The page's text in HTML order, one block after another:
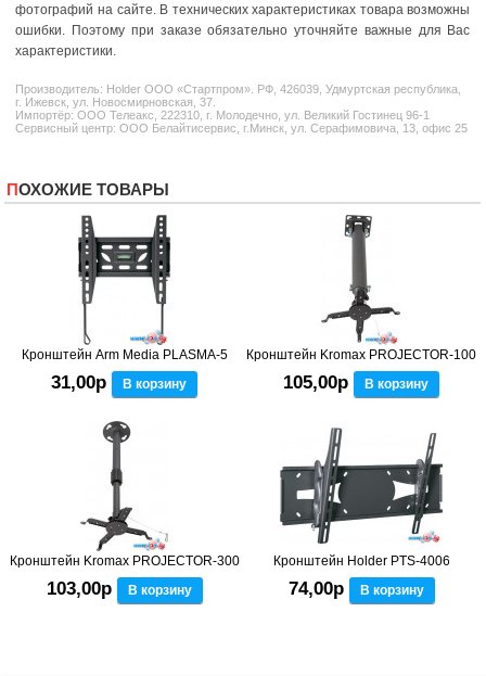
фотографий на сайте. В технических характеристиках товара возможны
ошибки. Поэтому при заказе обязательно уточняйте важные для Вас
характеристики.
Производитель: Holder ООО «Стартпром». РФ, 426039, Удмуртская республика,
г. Ижевск, ул. Новосмирновская, 37.
Импортёр: ООО Телеакс, 222310, г. Молодечно, ул. Великий Гостинец 96-1
Сервисный центр: ООО Белайтисервис, г.Минск, ул. Серафимовича, 13, офис 25
ПОХОЖИЕ ТОВАРЫ
Кронштейн Arm Media PLASMA-5
31,00р В корзину
Кронштейн Kromax PROJECTOR-100
105,00р В корзину
Кронштейн Kromax PROJECTOR-300
103,00р В корзину
Кронштейн Holder PTS-4006
74,00р В корзину